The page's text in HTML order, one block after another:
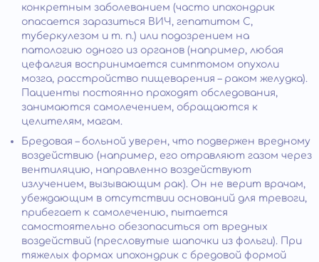
конкретным заболеванием (часто ипохондрик
опасается заразиться ВИЧ, гепатитом C,
туберкулезом и т. п.) или подозрением на
патологию одного из органов (например, любая
цефалгия воспринимается симптомом опухоли
мозга, расстройство пищеварения – раком желудка).
Пациенты постоянно проходят обследования,
занимаются самолечением, обращаются к
целителям, магам.
Бредовая – больной уверен, что подвержен вредному
воздействию (например, его отравляют газом через
вентиляцию, направленно воздействуют
излучением, вызывающим рак). Он не верит врачам,
убеждающим в отсутствии оснований для тревоги,
прибегает к самолечению, пытается
самостоятельно обезопаситься от вредных
воздействий (пресловутые шапочки из фольги). При
тяжелых формах ипохондрик с бредовой формой